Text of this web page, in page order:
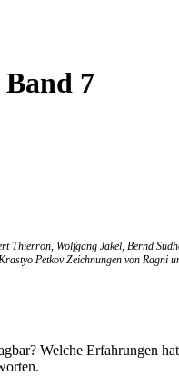
Band 7
Wolfgang Jäkel, Bernd
Petkov Zeichnungen von Ragni
Welche Erfahrungen